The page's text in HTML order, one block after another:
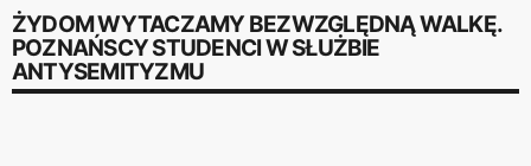
MOST UPVOTED
ŻYDOM WYTACZAMY BEZWZGLĘDNĄ WALKĘ.
POZNAŃSCY STUDENCI W SŁUŻBIE
ANTYSEMITYZMU